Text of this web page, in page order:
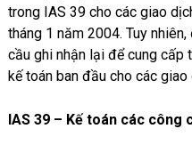
trong IAS 39 cho các giao
tháng 1 năm 2004. Tuy
cầu ghi nhận lại để cung
kế toán ban đầu cho các
IAS 39 – Kế toán các công